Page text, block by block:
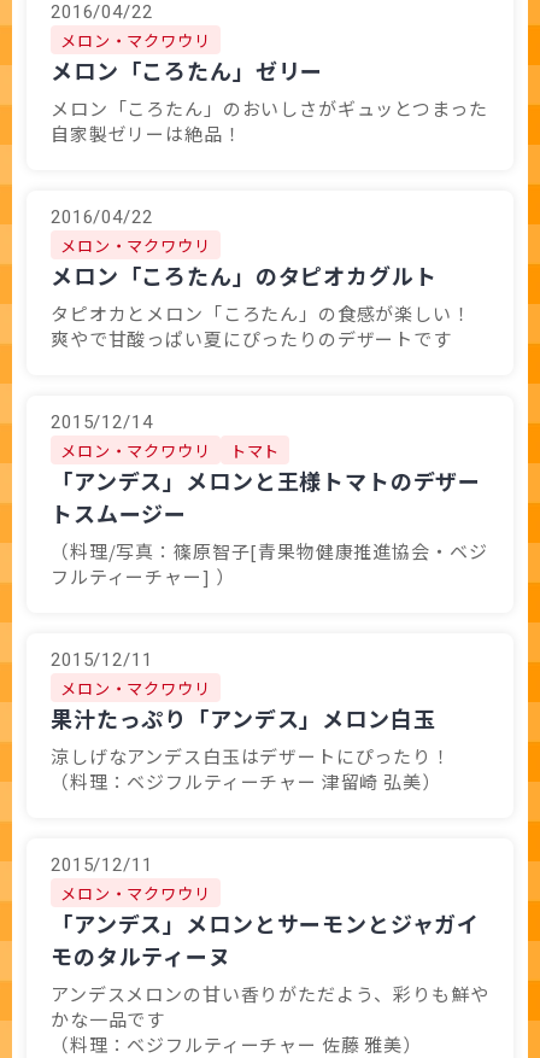
2016/04/22
メロン・マクワウリ
メロン「ころたん」ゼリー
メロン「ころたん」のおいしさがギュッとつまった
自家製ゼリーは絶品！
2016/04/22
メロン・マクワウリ
メロン「ころたん」のタピオカグルト
タピオカとメロン「ころたん」の食感が楽しい！
爽やで甘酸っぱい夏にぴったりのデザートです
2015/12/14
メロン・マクワウリ トマト
「アンデス」メロンと王様トマトのデザー
トスムージー
（料理/写真：篠原智子[青果物健康推進協会・ベジ
フルティーチャー] ）
2015/12/11
メロン・マクワウリ
果汁たっぷり「アンデス」メロン白玉
涼しげなアンデス白玉はデザートにぴったり！
（料理：ベジフルティーチャー 津留崎 弘美）
2015/12/11
メロン・マクワウリ
「アンデス」メロンとサーモンとジャガイ
モのタルティーヌ
アンデスメロンの甘い香りがただよう、彩りも鮮や
かな一品です
（料理：ベジフルティーチャー 佐藤 雅美）